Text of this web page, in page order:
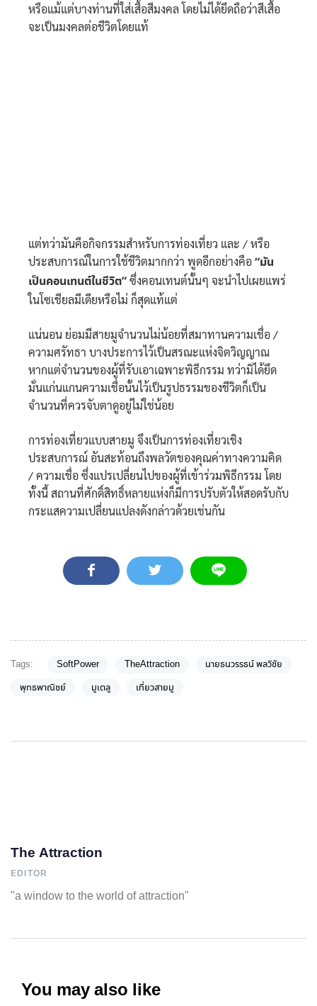
หรือแม้แต่บางท่านที่ใส่เสื้อสีมงคล โดยไม่ได้ยึดถือว่าสีเสื้อ
จะเป็นมงคลต่อชีวิตโดยแท้
แต่ทว่ามันคือกิจกรรมสำหรับการท่องเที่ยว และ / หรือ
ประสบการณ์ในการใช้ชีวิตมากกว่า พูดอีกอย่างคือ“มัน
เป็นคอนเทนต์ในชีวิต”ซึ่งคอนเทนต์นั้นๆ จะนำไปเผยแพร่
ในโซเชียลมีเดียหรือไม่ ก็สุดแท้แต่
แน่นอน ย่อมมีสายมูจำนวนไม่น้อยที่สมาทานความเชื่อ /
ความศรัทธา บางประการไว้เป็นสรณะแห่งจิตวิญญาณ
หากแต่จำนวนของผู้ที่รับเอาเฉพาะพิธีกรรม ทว่ามิได้ยึด
มั่นแก่นแกนความเชื่อนั้นไว้เป็นรูปธรรมของชีวิตก็เป็น
จำนวนที่ควรจับตาดูอยู่ไม่ใช่น้อย
การท่องเที่ยวแบบสายมู จึงเป็นการท่องเที่ยวเชิง
ประสบการณ์ อันสะท้อนถึงพลวัตของคุณค่าทางความคิด
/ ความเชื่อ ซึ่งแปรเปลี่ยนไปของผู้ที่เข้าร่วมพิธีกรรม โดย
ทั้งนี้ สถานที่ศักดิ์สิทธิ์หลายแห่งก็มีการปรับตัวให้สอดรับกับ
กระแสความเปลี่ยนแปลงดังกล่าวด้วยเช่นกัน
Tags: SoftPower TheAttraction
นายธนวรรธน์ พลวิชัย
พุทธพาณิชย์
มูเตลู เที่ยวสายมู
The Attraction
EDITOR
"a window to the world of attraction"
You may also like